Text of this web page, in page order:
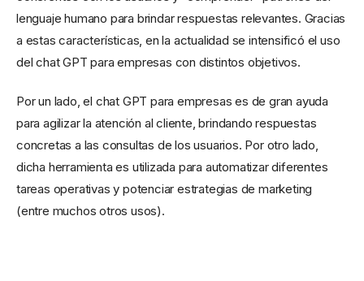
lenguaje humano para brindar respuestas relevantes. Gracias
a estas características, en la actualidad se intensificó el uso
del chat GPT para empresas con distintos objetivos.
Por un lado, el chat GPT para empresas es de gran ayuda
para agilizar la atención al cliente, brindando respuestas
concretas a las consultas de los usuarios. Por otro lado,
dicha herramienta es utilizada para automatizar diferentes
tareas operativas y potenciar estrategias de marketing
(entre muchos otros usos).